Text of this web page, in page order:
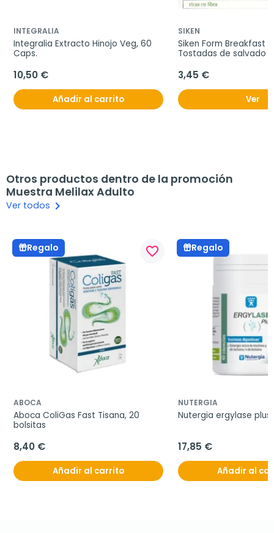
INTEGRALIA
Integralia Extracto Hinojo Veg, 60
Caps.
10,50 €
Añadir al carrito
SIKEN
Siken Form Breakfast
Tostadas de salvado
3,45 €
Ver
Otros productos dentro de la promoción
Muestra Melilax Adulto
Ver todos keyboard_arrow_right
Regalo favorite_border
ABOCA
Aboca ColiGas Fast Tisana, 20
bolsitas
8,40 €
Añadir al carrito
Regalo
NUTERGIA
Nutergia ergylase
17,85 €
Añadir al